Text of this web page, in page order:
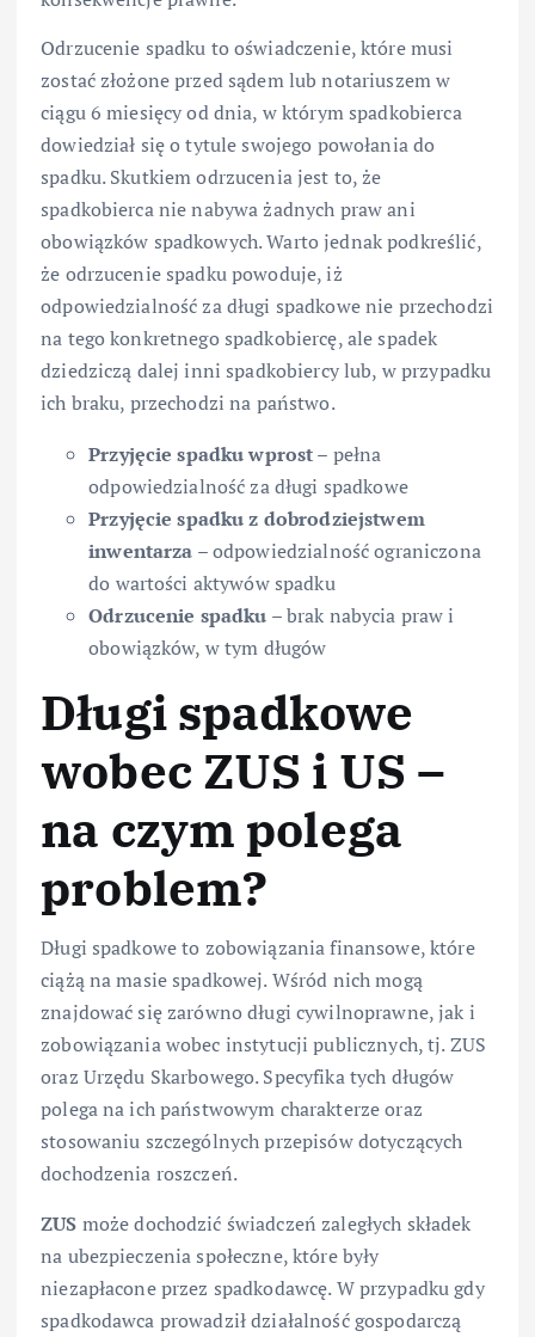
Odrzucenie spadku to oświadczenie, które musi
zostać złożone przed sądem lub notariuszem w
ciągu 6 miesięcy od dnia, w którym spadkobierca
dowiedział się o tytule swojego powołania do
spadku. Skutkiem odrzucenia jest to, że
spadkobierca nie nabywa żadnych praw ani
obowiązków spadkowych. Warto jednak podkreślić,
że odrzucenie spadku powoduje, iż
odpowiedzialność za długi spadkowe nie przechodzi
na tego konkretnego spadkobiercę, ale spadek
dziedziczą dalej inni spadkobiercy lub, w przypadku
ich braku, przechodzi na państwo.
Przyjęcie spadku wprost– pełna
odpowiedzialność za długi spadkowe
Przyjęcie spadku z dobrodziejstwem
inwentarza – odpowiedzialność ograniczona
do wartości aktywów spadku
Odrzucenie spadku – brak nabycia praw i
obowiązków, w tym długów
Długi spadkowe
wobec ZUS i US –
na czym polega
problem?
Długi spadkowe to zobowiązania finansowe, które
ciążą na masie spadkowej. Wśród nich mogą
znajdować się zarówno długi cywilnoprawne, jak i
zobowiązania wobec instytucji publicznych, tj. ZUS
oraz Urzędu Skarbowego. Specyfika tych długów
polega na ich państwowym charakterze oraz
stosowaniu szczególnych przepisów dotyczących
dochodzenia roszczeń.
ZUS może dochodzić świadczeń zaległych składek
na ubezpieczenia społeczne, które były
niezapłacone przez spadkodawcę. W przypadku gdy
spadkodawca prowadził działalność gospodarczą